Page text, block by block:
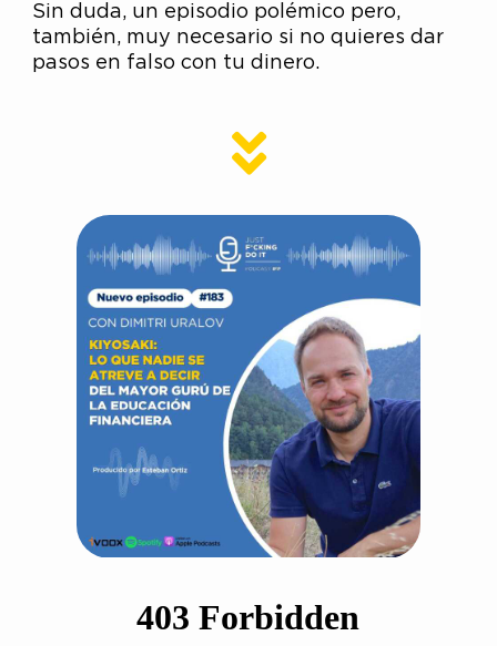
Sin duda, un episodio polémico pero,
también, muy necesario si no quieres dar
pasos en falso con tu dinero.